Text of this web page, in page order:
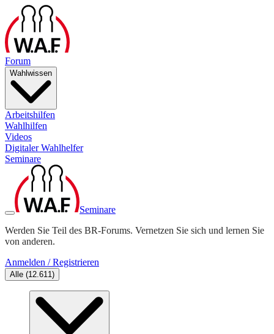
Forum
Wahlwissen
Arbeitshilfen
Wahlhilfen
Videos
Digitaler Wahlhelfer
Seminare
Seminare
Werden Sie Teil des BR-Forums. Vernetzen Sie sich und lernen Sie
von anderen.
Anmelden / Registrieren
Alle (12.611)